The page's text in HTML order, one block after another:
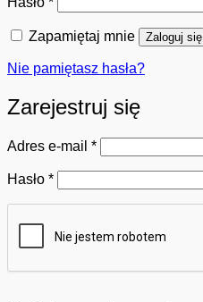
Zapamiętaj mnie Zaloguj się
Nie pamiętasz hasła?
Zarejestruj się
Adres e-mail *Wymagane
Hasło *Wymagane